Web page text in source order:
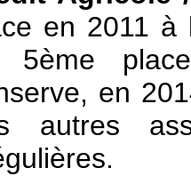
en 2011 à
5ème
en
autres